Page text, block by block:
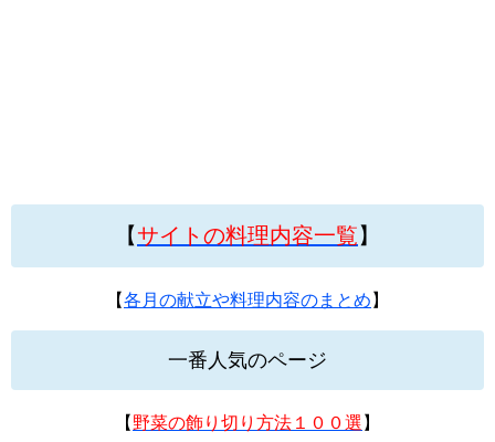
【サイトの料理内容一覧】
【各月の献立や料理内容のまとめ 】
一番人気のページ
【 野菜の飾り切り方法１００選 】